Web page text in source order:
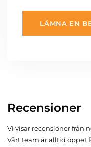
LÄMNA EN
Recensioner
Vi visar recensioner från
Vårt team är alltid öppet